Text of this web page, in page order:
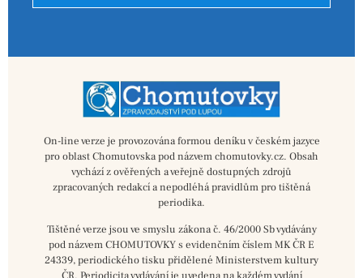
On-line verze je provozována formou deníku v českém jazyce
pro oblast Chomutovska pod názvem chomutovky.cz. Obsah
vychází z ověřených a veřejně dostupných zdrojů
zpracovaných redakcí a nepodléhá pravidlům pro tištěná
periodika.
Tištěné verze jsou ve smyslu zákona č. 46/2000 Sb vydávány
pod názvem CHOMUTOVKY s evidenčním číslem MK ČR E
24339, periodického tisku přidělené Ministerstvem kultury